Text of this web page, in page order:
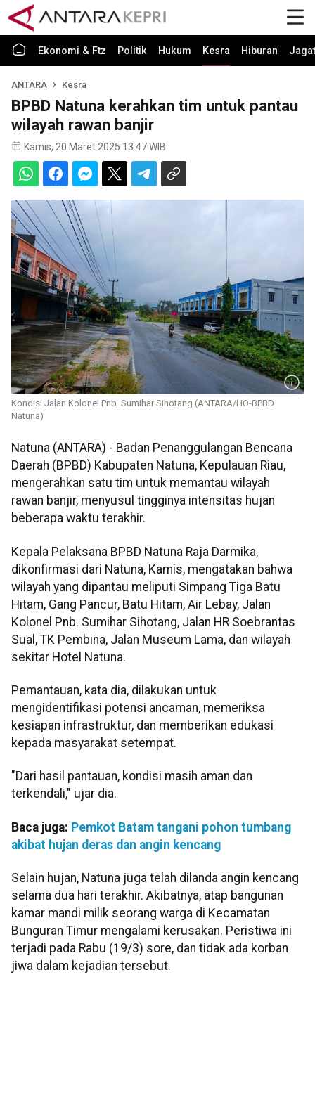
Ekonomi & Ftz Politik Hukum Kesra Hiburan Jagat
ANTARA Kesra
BPBD Natuna kerahkan tim untuk pantau
wilayah rawan banjir
Kamis, 20 Maret 2025 13:47 WIB
Kondisi Jalan Kolonel Pnb. Sumihar Sihotang (ANTARA/HO-BPBD
Natuna)
Natuna (ANTARA) - Badan Penanggulangan Bencana
Daerah (BPBD) Kabupaten Natuna, Kepulauan Riau,
mengerahkan satu tim untuk memantau wilayah
rawan banjir, menyusul tingginya intensitas hujan
beberapa waktu terakhir.
Kepala Pelaksana BPBD Natuna Raja Darmika,
dikonfirmasi dari Natuna, Kamis, mengatakan bahwa
wilayah yang dipantau meliputi Simpang Tiga Batu
Hitam, Gang Pancur, Batu Hitam, Air Lebay, Jalan
Kolonel Pnb. Sumihar Sihotang, Jalan HR Soebrantas
Sual, TK Pembina, Jalan Museum Lama, dan wilayah
sekitar Hotel Natuna.
Pemantauan, kata dia, dilakukan untuk
mengidentifikasi potensi ancaman, memeriksa
kesiapan infrastruktur, dan memberikan edukasi
kepada masyarakat setempat.
"Dari hasil pantauan, kondisi masih aman dan
terkendali," ujar dia.
Baca juga: Pemkot Batam tangani pohon tumbang
akibat hujan deras dan angin kencang
Selain hujan, Natuna juga telah dilanda angin kencang
selama dua hari terakhir. Akibatnya, atap bangunan
kamar mandi milik seorang warga di Kecamatan
Bunguran Timur mengalami kerusakan. Peristiwa ini
terjadi pada Rabu (19/3) sore, dan tidak ada korban
jiwa dalam kejadian tersebut.